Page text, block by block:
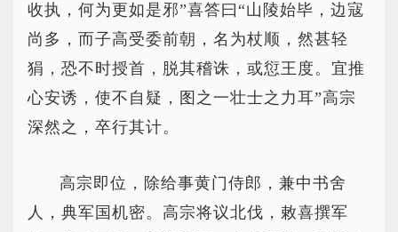
收执，何为更如是邪”喜答曰“山陵始毕，边寇
尚多，而子高受委前朝，名为杖顺，然甚轻
狷，恐不时授首，脱其稽诛，或愆王度。宜推
心安诱，使不自疑，图之一壮士之力耳”高宗
深然之，卒行其计。
高宗即位，除给事黄门侍郎，兼中书舍
人，典军国机密。高宗将议北伐，敕喜撰军